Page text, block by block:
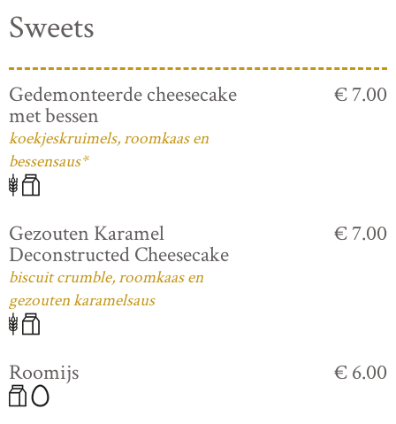
Sweets
Gedemonteerde cheesecake
met bessen
koekjeskruimels, roomkaas en
bessensaus*
€ 7.00
Gezouten Karamel
Deconstructed Cheesecake
biscuit crumble, roomkaas en
gezouten karamelsaus
€ 7.00
Roomijs € 6.00